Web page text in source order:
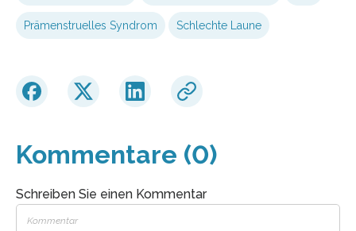
Prämenstruelles Syndrom Schlechte Laune
Kommentare (0)
Schreiben Sie einen Kommentar